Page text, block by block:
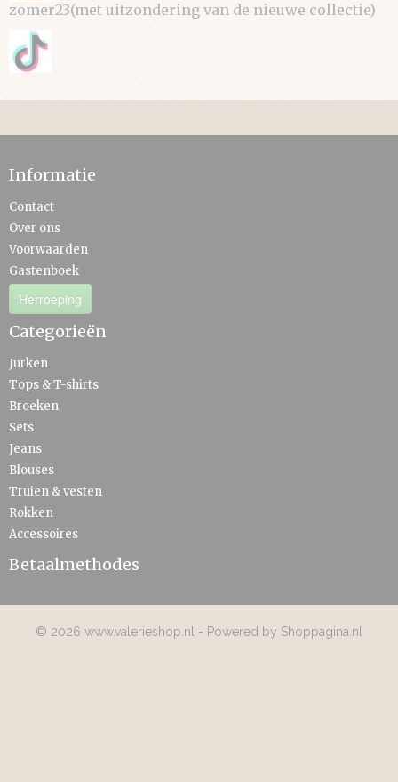
zomer23(met uitzondering van de nieuwe collectie)
Informatie
Contact
Over ons
Voorwaarden
Gastenboek
Herroeping
Categorieën
Jurken
Tops & T-shirts
Broeken
Sets
Jeans
Blouses
Truien & vesten
Rokken
Accessoires
Betaalmethodes
© 2026 www.valerieshop.nl - Powered by Shoppagina.nl